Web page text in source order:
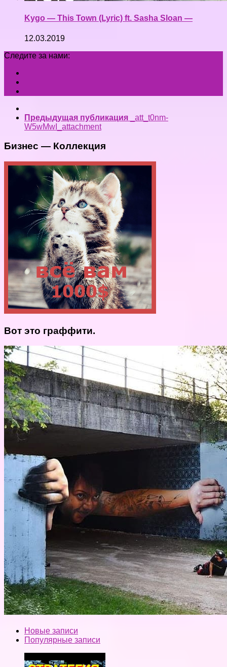
Kygo — This Town (Lyric) ft. Sasha Sloan —
12.03.2019
Следите за нами:
Предыдущая публикация
_att_t0nm-
W5wMwI_attachment
Бизнес — Коллекция
Вот это граффити.
Новые записи
Популярные записи